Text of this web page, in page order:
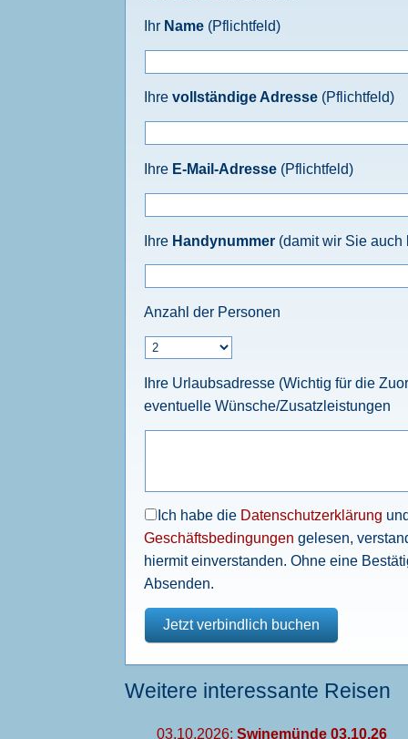
Ihr Name (Pflichtfeld)
Ihre vollständige Adresse (Pflichtfeld)
Ihre E-Mail-Adresse (Pflichtfeld)
Ihre Handynummer (damit wir Sie auch
Anzahl der Personen
Ihre Urlaubsadresse (Wichtig für die
eventuelle Wünsche/Zusatzleistungen
Ich habe die Datenschutzerklärung
Geschäftsbedingungen gelesen,
hiermit einverstanden. Ohne eine
Absenden.
Weitere interessante Reisen
03.10.2026: Swinemünde 03.10.26